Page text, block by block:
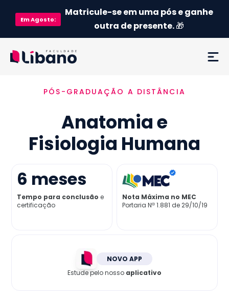
EmAgosto:
Matricule-se em uma pós e ganhe
outra de presente.🎁
Ementa
Como funciona
Credenciamento MEC
Preço
Já sou aluno
PÓS-GRADUAÇÃO A DISTÂNCIA
Anatomia e
Fisiologia Humana
6 meses
Tempo para conclusão e
certificação
Nota Máxima no MEC
Portaria Nª 1.881 de 29/10/19
NOVO APP
Estude pelo nosso aplicativo